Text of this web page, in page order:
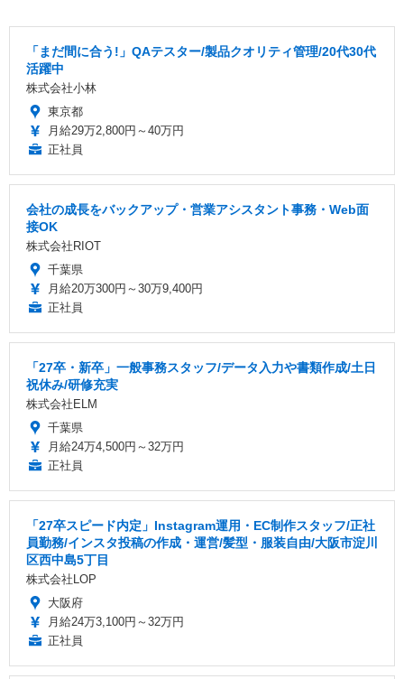
「まだ間に合う!」QAテスター/製品クオリティ管理/20代30代
活躍中
株式会社小林
東京都
月給29万2,800円～40万円
正社員
会社の成長をバックアップ・営業アシスタント事務・Web面
接OK
株式会社RIOT
千葉県
月給20万300円～30万9,400円
正社員
「27卒・新卒」一般事務スタッフ/データ入力や書類作成/土日
祝休み/研修充実
株式会社ELM
千葉県
月給24万4,500円～32万円
正社員
「27卒スピード内定」Instagram運用・EC制作スタッフ/正社
員勤務/インスタ投稿の作成・運営/髪型・服装自由/大阪市淀川
区西中島5丁目
株式会社LOP
大阪府
月給24万3,100円～32万円
正社員